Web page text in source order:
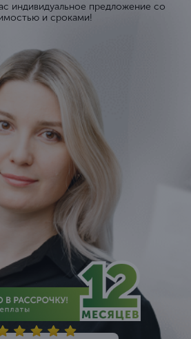
индивидуальное предложение со
и сроками!